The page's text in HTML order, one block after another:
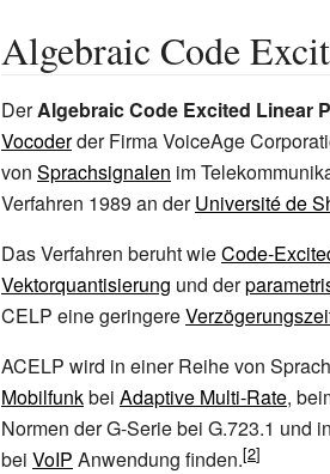
Algebraic Code
DerAlgebraic Code Excited Linear
Vocoderder FirmaVoiceAge
von Sprachsignalen im
Verfahren 1989 an derUniversité de
Das Verfahren beruht wieCode-
Vektorquantisierung und der
CELP eine geringere
ACELP wird in einer Reihe von
Mobilfunkbei Adaptive Multi-Rate,
Normen der G-Serie bei G.723.1 und
bei VoIP Anwendung finden.